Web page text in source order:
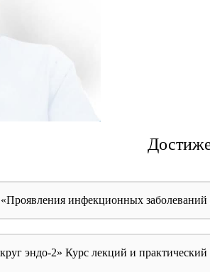
инфекционных
эндо-2» Курс лекций и